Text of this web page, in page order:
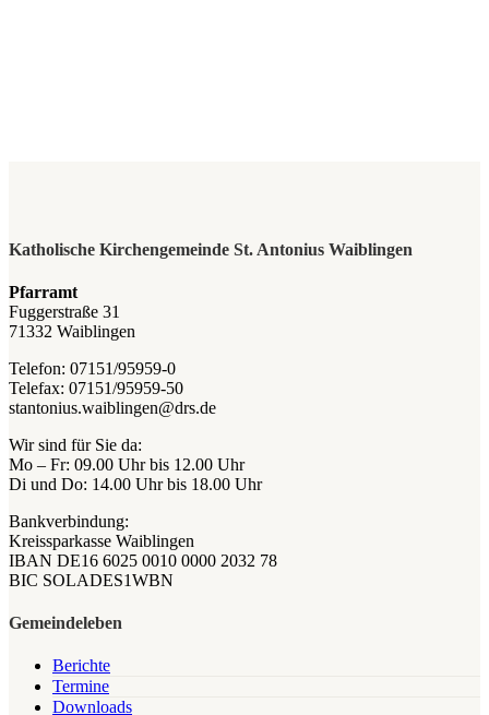
Katholische Kirchengemeinde St. Antonius Waiblingen
Pfarramt
Fuggerstraße 31
71332 Waiblingen
Telefon: 07151/95959-0
Telefax: 07151/95959-50
stantonius.waiblingen@drs.de
Wir sind für Sie da:
Mo – Fr: 09.00 Uhr bis 12.00 Uhr
Di und Do: 14.00 Uhr bis 18.00 Uhr
Bankverbindung:
Kreissparkasse Waiblingen
IBAN DE16 6025 0010 0000 2032 78
BIC SOLADES1WBN
Gemeindeleben
Berichte
Termine
Downloads